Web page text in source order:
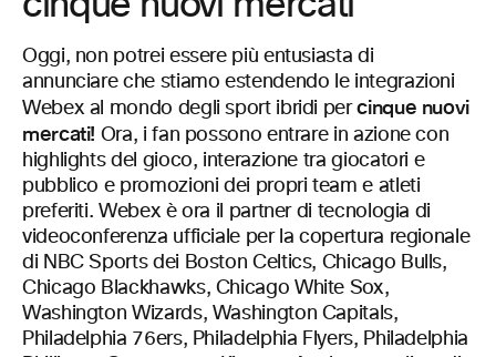
Oggi, non potrei essere più entusiasta di
annunciare che stiamo estendendo le integrazioni
Webex al mondo degli sport ibridi percinque nuovi
mercati! Ora, i fan possono entrare in azione con
highlights del gioco, interazione tra giocatori e
pubblico e promozioni dei propri team e atleti
preferiti. Webex è ora il partner di tecnologia di
videoconferenza ufficiale per la copertura regionale
di NBC Sports dei Boston Celtics, Chicago Bulls,
Chicago Blackhawks, Chicago White Sox,
Washington Wizards, Washington Capitals,
Philadelphia 76ers, Philadelphia Flyers, Philadelphia